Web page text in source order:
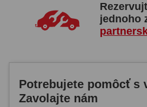
jednoho
Potrebujete pomôcť s
Zavolajte nám